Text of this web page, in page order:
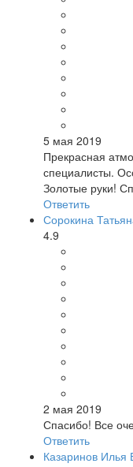
5 мая 2019
Прекрасная
специалисты.
Золотые руки!
Ответить
Сорокина
4.9
2 мая 2019
Спасибо! Все
Ответить
Казаринов Илья